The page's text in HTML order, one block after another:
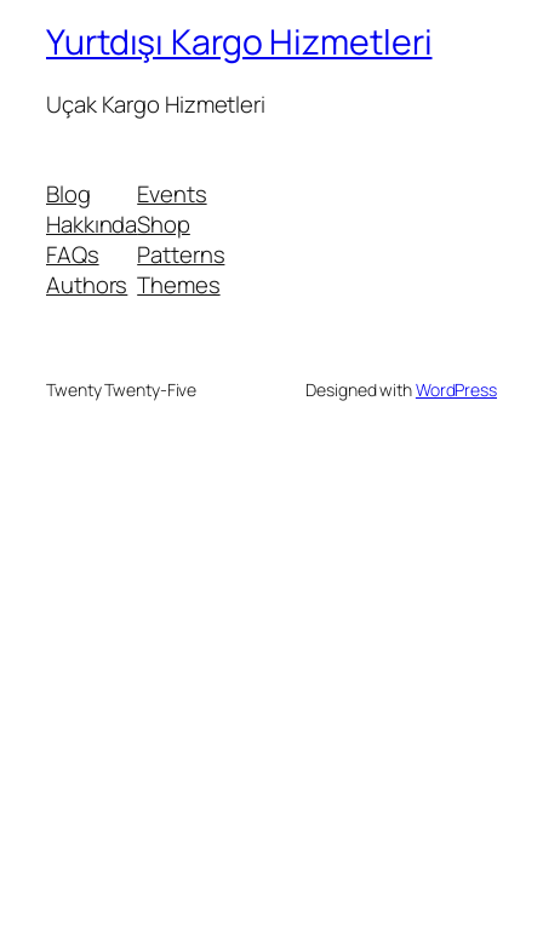
Yurtdışı Kargo Hizmetleri
Uçak Kargo Hizmetleri
Blog
Hakkında
FAQs
Authors
Events
Shop
Patterns
Themes
Twenty Twenty-Five Designed withWordPress